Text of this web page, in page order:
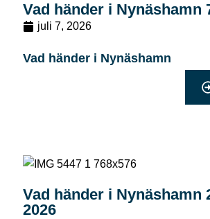
Vad händer i Nynäshamn
juli 7, 2026
Vad händer i Nynäshamn
Vad händer i Nynäshamn
2026